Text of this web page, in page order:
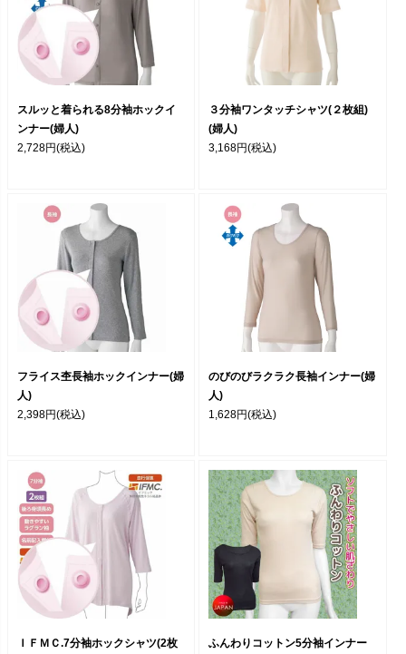
スルッと着られる8分袖ホックイ
ンナー(婦人)
2,728円(税込)
３分袖ワンタッチシャツ(２枚組)
(婦人)
3,168円(税込)
フライス杢長袖ホックインナー(婦
人)
2,398円(税込)
のびのびラクラク長袖インナー(婦
人)
1,628円(税込)
ＩＦＭＣ.7分袖ホックシャツ(2枚
ふんわりコットン5分袖インナー